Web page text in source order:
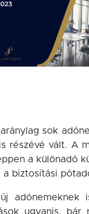
sok
részévé vált. A
a különadó
biztosítási
adónemeknek
ugyanis, bár